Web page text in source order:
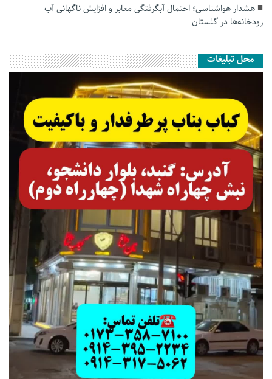
هشدار هواشناسی؛ احتمال آبگرفتگی معابر و افزایش ناگهانی آب
رودخانه‌ها در گلستان
محل تبلیغات